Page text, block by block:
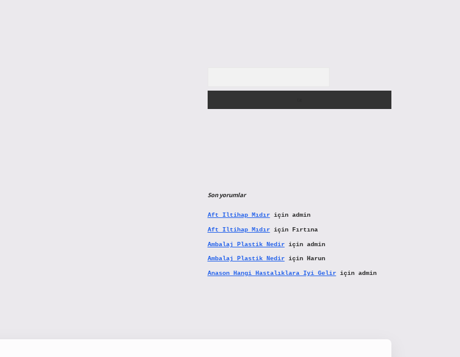
Son yorumlar
Aft Iltihap Mıdıriçin admin
Aft Iltihap Mıdıriçin Fırtına
Ambalaj Plastik Nediriçin admin
Ambalaj Plastik Nediriçin Harun
Anason Hangi Hastalıklara Iyi Geliriçin admin